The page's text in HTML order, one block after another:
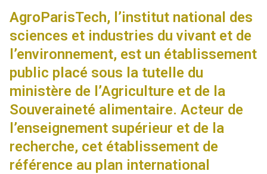
AgroParisTech, l’institut national des
sciences et industries du vivant et de
l’environnement, est un établissement
public placé sous la tutelle du
ministère de l’Agriculture et de la
Souveraineté alimentaire. Acteur de
l’enseignement supérieur et de la
recherche, cet établissement de
référence au plan international